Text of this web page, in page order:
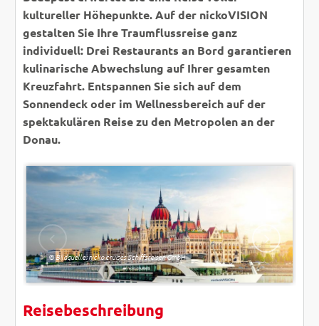
kultureller Höhepunkte. Auf der nickoVISION
gestalten Sie Ihre Traumflussreise ganz
individuell: Drei Restaurants an Bord garantieren
kulinarische Abwechslung auf Ihrer gesamten
Kreuzfahrt. Entspannen Sie sich auf dem
Sonnendeck oder im Wellnessbereich auf der
spektakulären Reise zu den Metropolen an der
Donau.
ZURÜCK
© Bildquelle: nicko cruises Schiffsreisen GmbH
WEITER
Reisebeschreibung